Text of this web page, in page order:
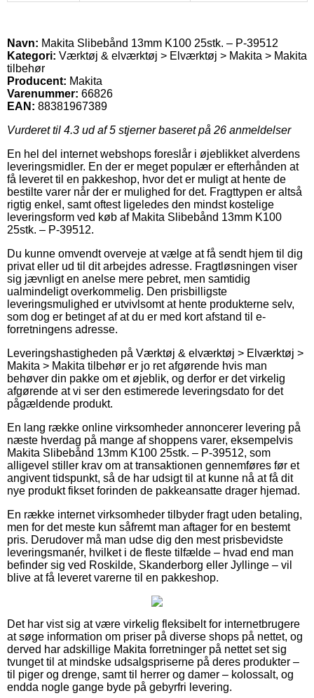
Navn: Makita Slibebånd 13mm K100 25stk. – P-39512
Kategori: Værktøj & elværktøj > Elværktøj > Makita > Makita
tilbehør
Producent: Makita
Varenummer: 66826
EAN: 88381967389
Vurderet til 4.3 ud af 5 stjerner baseret på 26 anmeldelser
En hel del internet webshops foreslår i øjeblikket alverdens
leveringsmidler. En der er meget populær er efterhånden at
få leveret til en pakkeshop, hvor det er muligt at hente de
bestilte varer når der er mulighed for det. Fragttypen er altså
rigtig enkel, samt oftest ligeledes den mindst kostelige
leveringsform ved køb af Makita Slibebånd 13mm K100
25stk. – P-39512.
Du kunne omvendt overveje at vælge at få sendt hjem til dig
privat eller ud til dit arbejdes adresse. Fragtløsningen viser
sig jævnligt en anelse mere pebret, men samtidig
ualmindeligt overkommelig. Den prisbilligste
leveringsmulighed er utvivlsomt at hente produkterne selv,
som dog er betinget af at du er med kort afstand til e-
forretningens adresse.
Leveringshastigheden på Værktøj & elværktøj > Elværktøj >
Makita > Makita tilbehør er jo ret afgørende hvis man
behøver din pakke om et øjeblik, og derfor er det virkelig
afgørende at vi ser den estimerede leveringsdato for det
pågældende produkt.
En lang række online virksomheder annoncerer levering på
næste hverdag på mange af shoppens varer, eksempelvis
Makita Slibebånd 13mm K100 25stk. – P-39512, som
alligevel stiller krav om at transaktionen gennemføres før et
angivent tidspunkt, så de har udsigt til at kunne nå at få dit
nye produkt fikset forinden de pakkeansatte drager hjemad.
En række internet virksomheder tilbyder fragt uden betaling,
men for det meste kun såfremt man aftager for en bestemt
pris. Derudover må man udse dig den mest prisbevidste
leveringsmanér, hvilket i de fleste tilfælde – hvad end man
befinder sig ved Roskilde, Skanderborg eller Jyllinge – vil
blive at få leveret varerne til en pakkeshop.
Det har vist sig at være virkelig fleksibelt for internetbrugere
at søge information om priser på diverse shops på nettet, og
derved har adskillige Makita forretninger på nettet set sig
tvunget til at mindske udsalgspriserne på deres produkter –
til piger og drenge, samt til herrer og damer – kolossalt, og
endda nogle gange byde på gebyrfri levering.